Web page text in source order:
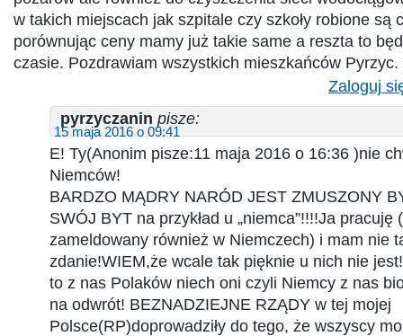
w takich miejscach jak szpitale czy szkoły robione są
porównując ceny mamy już takie same a reszta to
czasie. Pozdrawiam wszystkich mieszkańców Pyrzyc.
Zaloguj
pyrzyczanin pisze:
15 maja 2016 o 09:41
E! Ty(Anonim pisze:11 maja 2016 o 16:36 )nie
Niemców!
BARDZO MĄDRY NARÓD JEST ZMUSZONY
SWÓJ BYT na przykład u „niemca”!!!!Ja pracuję
zameldowany również w Niemczech) i mam nie
zdanie!WIEM,że wcale tak pięknie u nich nie
to z nas Polaków niech oni czyli Niemcy z nas
na odwrót! BEZNADZIEJNE RZĄDY w tej mojej
Polsce(RP)doprowadziły do tego, że wszyscy